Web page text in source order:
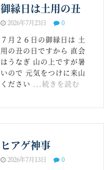
御縁日は土用の丑
2026年7月23日 0
７月２６日の御縁日は 土
用の丑の日ですから 直会
はうなぎ 山の上ですが暑
いので 元気をつけに来山
ください
...続きを読む
ヒアゲ神事
2026年7月13日 0